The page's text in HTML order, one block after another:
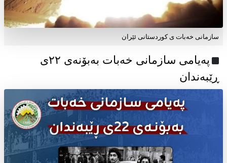
سازمانی خەبات ی کوردستانی ئێران
پەیامی سازمانی خەبات بەبۆنەی ۲۲ی
ڕێبەندان